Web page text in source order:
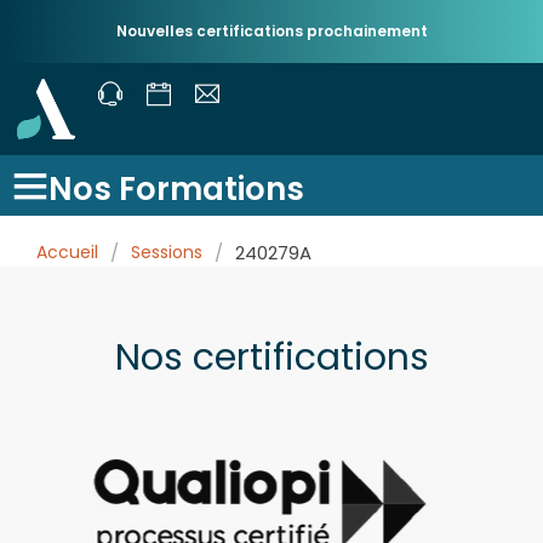
Nouvelles certifications prochainement
Nos Formations
Accueil / Sessions / 240279A
Nos certifications